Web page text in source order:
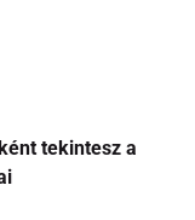
tekintesz a